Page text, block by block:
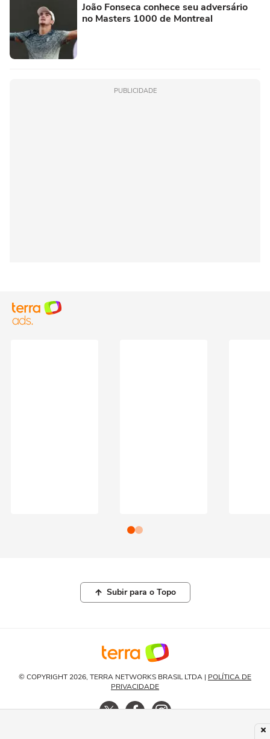
João Fonseca conhece seu adversário
no Masters 1000 de Montreal
PUBLICIDADE
Subir para o Topo
© COPYRIGHT 2026, TERRA NETWORKS BRASIL LTDA | POLÍTICA DE
PRIVACIDADE